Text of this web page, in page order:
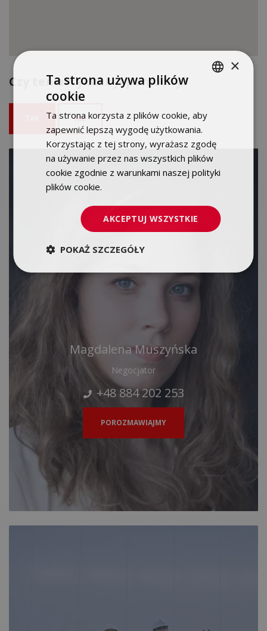
Czy ten artykuł był pomocny?
NIE
Magdalena Muszyńska
Negocjator
+48 884 202 253
POROZMAWIAJMY
ENGLISH
×
Ta strona używa plików
cookie
Ta strona korzysta z plików cookie, aby
zapewnić lepszą wygodę użytkowania.
Korzystając z tej strony, wyrażasz zgodę
na używanie przez nas wszystkich plików
cookie zgodnie z warunkami naszej polityki
plików cookie.
AKCEPTUJ WSZYSTKIE
POKAŻ SZCZEGÓŁY